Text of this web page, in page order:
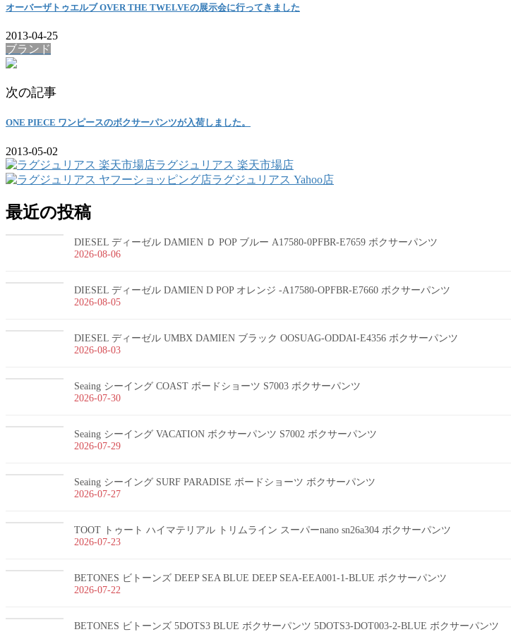
オーバーザトゥエルブ OVER THE TWELVEの展示会に行ってきました
2013-04-25
ブランド
次の記事
ONE PIECE ワンピースのボクサーパンツが入荷しました。
2013-05-02
ラグジュリアス 楽天市場店
ラグジュリアス Yahoo店
最近の投稿
DIESEL ディーゼル DAMIEN Ｄ POP ブルー A17580-0PFBR-E7659 ボクサーパンツ
2026-08-06
DIESEL ディーゼル DAMIEN D POP オレンジ -A17580-OPFBR-E7660 ボクサーパンツ
2026-08-05
DIESEL ディーゼル UMBX DAMIEN ブラック OOSUAG-ODDAI-E4356 ボクサーパンツ
2026-08-03
Seaing シーイング COAST ボードショーツ S7003 ボクサーパンツ
2026-07-30
Seaing シーイング VACATION ボクサーパンツ S7002 ボクサーパンツ
2026-07-29
Seaing シーイング SURF PARADISE ボードショーツ ボクサーパンツ
2026-07-27
TOOT トゥート ハイマテリアル トリムライン スーパーnano sn26a304 ボクサーパンツ
2026-07-23
BETONES ビトーンズ DEEP SEA BLUE DEEP SEA-EEA001-1-BLUE ボクサーパンツ
2026-07-22
BETONES ビトーンズ 5DOTS3 BLUE ボクサーパンツ 5DOTS3-DOT003-2-BLUE ボクサーパンツ